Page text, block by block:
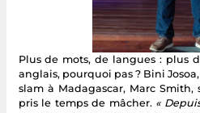
Plus de mots, de langues : plus
anglais, pourquoi pas ? Bini
slam à Madagascar, Marc Smith,
pris le temps de mâcher. «